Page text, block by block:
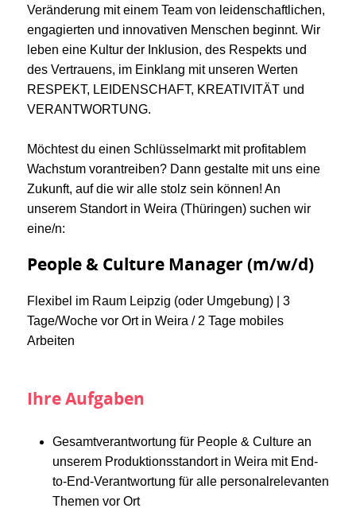
Veränderung mit einem Team von leidenschaftlichen,
engagierten und innovativen Menschen beginnt. Wir
leben eine Kultur der Inklusion, des Respekts und
des Vertrauens, im Einklang mit unseren Werten
RESPEKT, LEIDENSCHAFT, KREATIVITÄT und
VERANTWORTUNG.
Möchtest du einen Schlüsselmarkt mit profitablem
Wachstum vorantreiben? Dann gestalte mit uns eine
Zukunft, auf die wir alle stolz sein können! An
unserem Standort in Weira (Thüringen) suchen wir
eine/n:
People & Culture Manager (m/w/d)
Flexibel im Raum Leipzig (oder Umgebung) | 3
Tage/Woche vor Ort in Weira / 2 Tage mobiles
Arbeiten
Ihre Aufgaben
Gesamtverantwortung für People & Culture an
unserem Produktionsstandort in Weira mit End-
to-End-Verantwortung für alle personalrelevanten
Themen vor Ort